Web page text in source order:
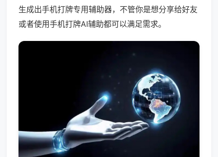
生成出手机打牌专用辅助器，不管你是想分享给好友
或者使用手机打牌AI辅助都可以满足需求。